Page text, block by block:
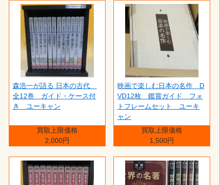
森浩一が語る 日本の古代
全12巻 ガイド・ケース付
き ユーキャン
買取上限価格
2,000円
映画で楽しむ日本の名作 D
VD12枚 鑑賞ガイド フォ
トフレームセット ユーキ
ャン
買取上限価格
1,500円